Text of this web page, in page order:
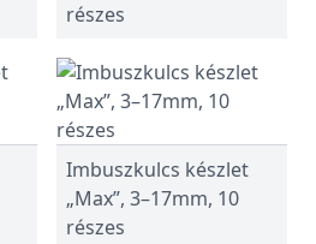
részes
Imbuszkulcs készlet
„Max”, 3–17mm, 10
részes